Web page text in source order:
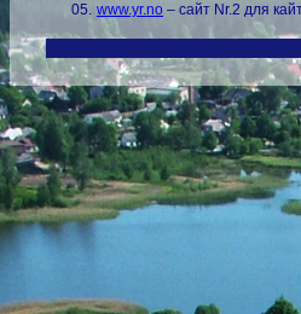
05. www.yr.no – сайт Nr.2 для